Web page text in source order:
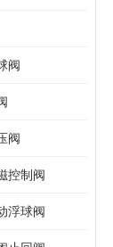
阀
阀
控制阀
浮球阀